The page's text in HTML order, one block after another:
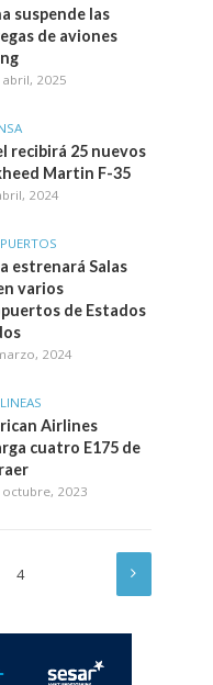
suspende las
de aviones
abril, 2025
recibirá 25 nuevos
Martin F-35
2024
estrenará Salas
varios
de Estados
2024
Airlines
cuatro E175 de
octubre, 2023
4